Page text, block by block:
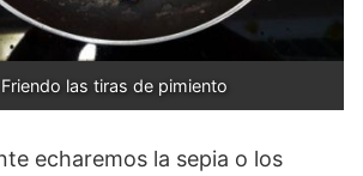
Friendo las tiras de pimiento
echaremos la sepia o los